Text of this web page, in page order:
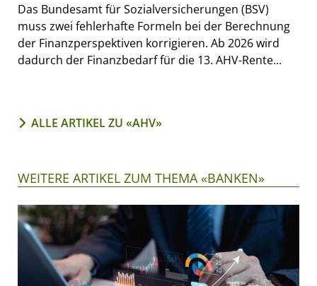
Das Bundesamt für Sozialversicherungen (BSV)
muss zwei fehlerhafte Formeln bei der Berechnung
der Finanzperspektiven korrigieren. Ab 2026 wird
dadurch der Finanzbedarf für die 13. AHV-Rente...
ALLE ARTIKEL ZU «AHV»
WEITERE ARTIKEL ZUM THEMA «BANKEN»